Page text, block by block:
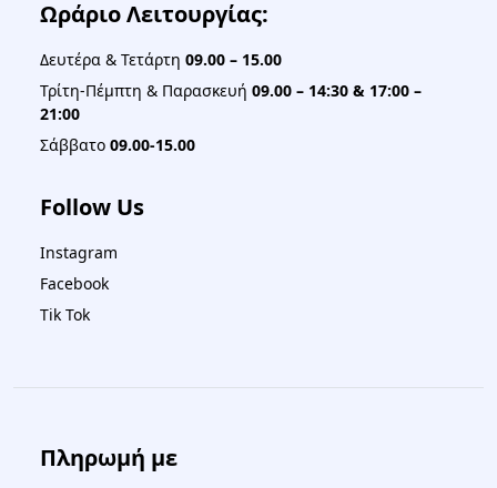
Ωράριο Λειτουργίας:
Δευτέρα & Τετάρτη 09.00 – 15.00
Τρίτη-Πέμπτη & Παρασκευή 09.00 – 14:30 & 17:00 –
21:00
Σάββατο 09.00-15.00
Follow Us
Instagram
Facebook
Tik Tok
Πληρωμή με